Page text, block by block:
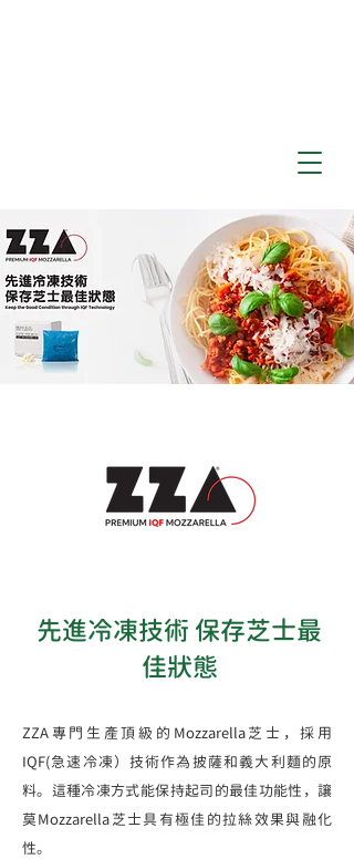
先進冷凍技術 保存芝士最
佳狀態
ZZA專門生產頂級的Mozzarella芝士，採用
IQF(急速冷凍）技術作為披薩和義大利麵的原
料。這種冷凍方式能保持起司的最佳功能性，讓
莫Mozzarella芝士具有極佳的拉絲效果與融化
性。